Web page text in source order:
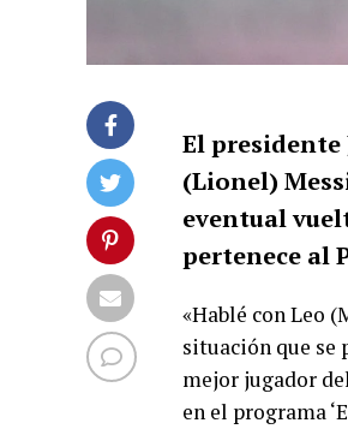
El presidente
(Lionel)
eventual
pertenece al
«Hablé con Leo
situación que se
mejor jugador
en el programa